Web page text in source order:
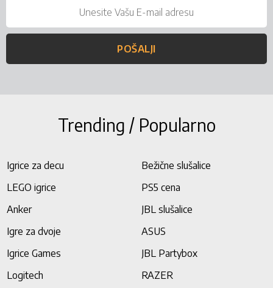
POŠALJI
Trending / Popularno
Igrice za decu
Bežične slušalice
LEGO igrice
PS5 cena
Anker
JBL slušalice
Igre za dvoje
ASUS
Igrice Games
JBL Partybox
Logitech
RAZER